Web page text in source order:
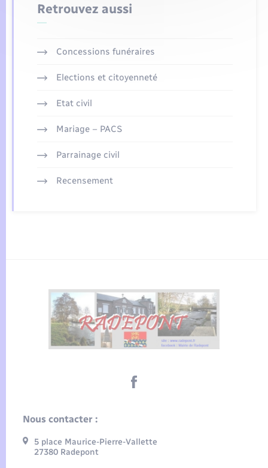
Retrouvez aussi
Concessions funéraires
Elections et citoyenneté
Etat civil
Mariage – PACS
Parrainage civil
Recensement
Nous contacter :
5 place Maurice-Pierre-Vallette
27380 Radepont